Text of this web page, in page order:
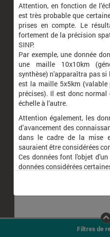
Nom latin
Elanus caeruleus
Filtres de
Attention, en fonction de
est très probable que
prises en compte. Le
fortement de la précision
SINP.
Par exemple, une donnée
une maille 10x10km
synthèse) n'apparaîtra pas
est la maille 5x5km
précises). Il est donc
échelle à l'autre.
Attention également, les
d’avancement des
dans le cadre de la mise
sauraient être considérées
Ces données font l'objet
données considérées
ainsi que celles pour